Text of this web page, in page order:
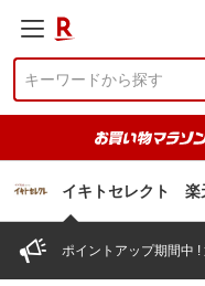
イキトセレクト 楽
ポイントアップ期間中